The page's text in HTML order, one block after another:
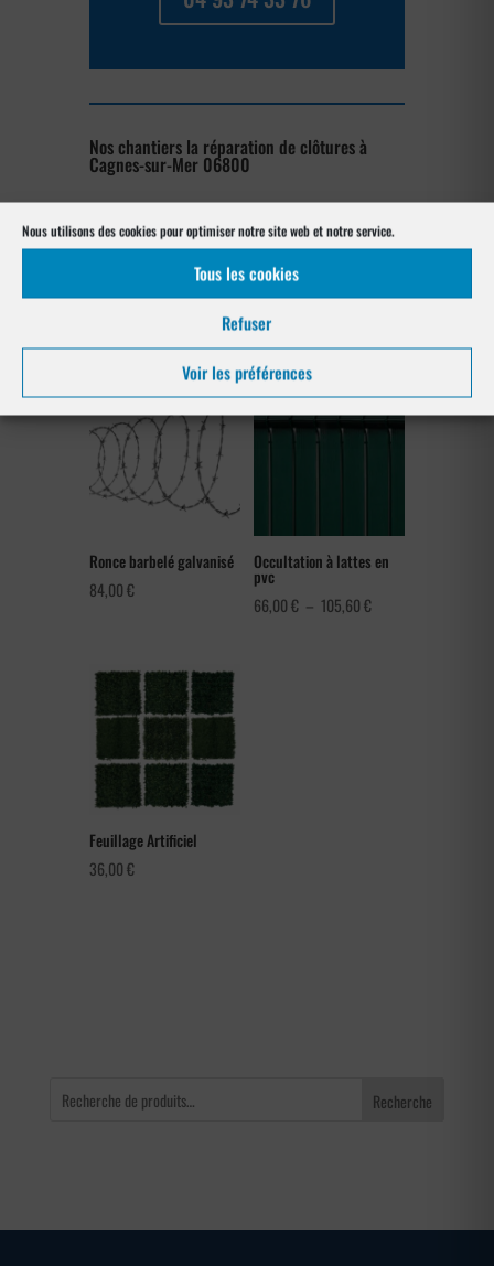
Nous utilisons des cookies pour optimiser notre site web et notre service.
Tous les cookies
Refuser
Voir les préférences
Nos chantiers la réparation de clôtures à
Cagnes-sur-Mer 06800
post_type= »project » order= »asc »
orderby= »rand »]
Notre gamme pour la pose
à Cagnes-sur-Mer 06800
Ronce barbelé galvanisé
84,00€
Occultation à lattes en
pvc
66,00€ – 105,60€Plage
Feuillage Artificiel
36,00€
Recherche